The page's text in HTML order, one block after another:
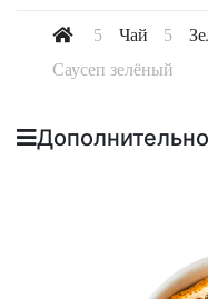
Чай
Саусеп зелёный
Дополнительно